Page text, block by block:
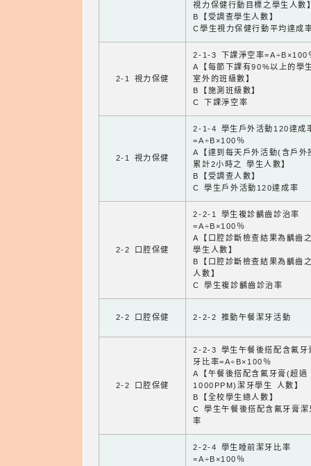
視力保健行動目標之學生人數
B【受調查學生人數】
C學生視力保健行動平均達成
2-1 視力保健
2-1-3 下課淨空率=A÷B×100
A【每節下課有90%以上的學
室外的班級數】
B【施測班級數】
C 下課淨空率
2-1 視力保健
2-1-4 學生戶外活動120達成
=A÷B×100％
A【達到每天戶外活動(含戶外
累計2小時之 學生人數】
B【受調查人數】
C 學生戶外活動120達成率
2-2 口腔保健
2-2-1 學生複診齲齒診治率
=A÷B×100％
A【口腔診斷檢查結果為齲齒
學生人數】
B【口腔診斷檢查結果為齲齒
人數】
C 學生複診齲齒診治率
2-2 口腔保健 2-2-2 推動午餐潔牙活動
2-2 口腔保健
2-2-3 學生午餐後搭配含氟牙
牙比率=A÷B×100％
A【午餐後搭配含氟牙膏(超過
1000PPM)潔牙學生 人數】
B【全校學生總人數】
C 學生午餐後搭配含氟牙膏潔
率
2-2-4 學生睡前潔牙比率
=A÷B×100％